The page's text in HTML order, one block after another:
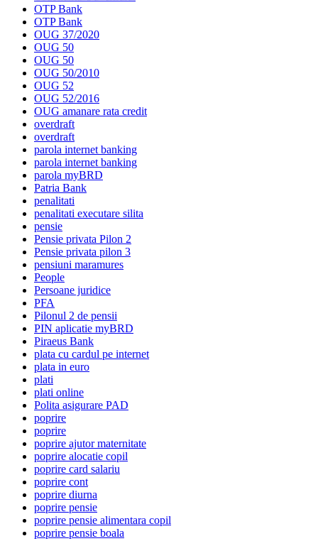
OTP Bank
OTP Bank
OUG 37/2020
OUG 50
OUG 50
OUG 50/2010
OUG 52
OUG 52/2016
OUG amanare rata credit
overdraft
overdraft
parola internet banking
parola internet banking
parola myBRD
Patria Bank
penalitati
penalitati executare silita
pensie
Pensie privata Pilon 2
Pensie privata pilon 3
pensiuni maramures
People
Persoane juridice
PFA
Pilonul 2 de pensii
PIN aplicatie myBRD
Piraeus Bank
plata cu cardul pe internet
plata in euro
plati
plati online
Polita asigurare PAD
poprire
poprire
poprire ajutor maternitate
poprire alocatie copil
poprire card salariu
poprire cont
poprire diurna
poprire pensie
poprire pensie alimentara copil
poprire pensie boala